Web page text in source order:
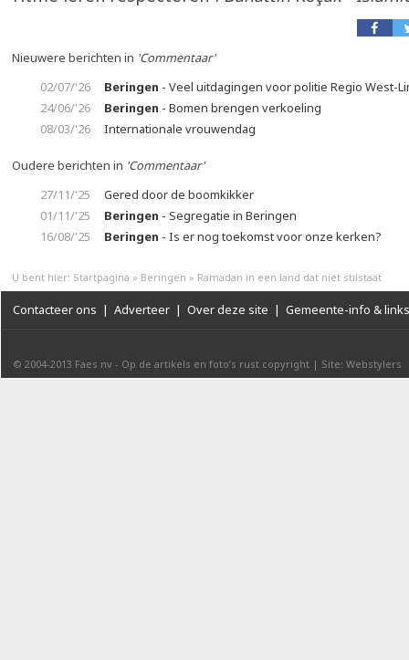
Nieuwere berichten in 'Commentaar'
02/07/'26
Beringen - Veel uitdagingen voor politie Regio West-
24/06/'26
Beringen - Bomen brengen verkoeling
08/03/'26
Internationale vrouwendag
Oudere berichten in 'Commentaar'
27/11/'25
Gered door de boomkikker
01/11/'25
Beringen - Segregatie in Beringen
16/08/'25
Beringen - Is er nog toekomst voor onze kerken?
U bent hier: Startpagina » Beringen » Ramadan in een land dat niet stilstaat
Contacteer ons | Adverteer | Over deze site | Gemeente-info & links
© 2004-2013 Faes nv - Op de artikels en foto’s rust copyright | Site: Webstylers